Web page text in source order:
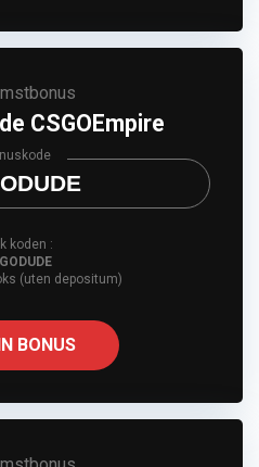
CSGOEmpire
koden :
(uten depositum)
BONUS